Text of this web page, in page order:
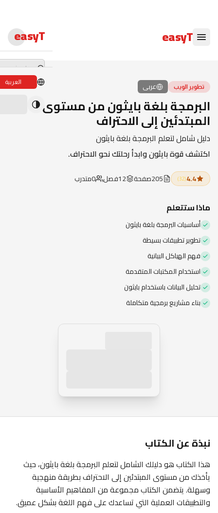
easyT
easyT
العربية
تطوير الويب عربى
البرمجة بلغة بايثون من مستوى
المبتدئين إلى الاحتراف
دليل شامل لتعلم البرمجة بلغة بايثون
اكتشف قوة بايثون وابدأ رحلتك نحو الاحتراف.
4.4
(32)
205صفحة 12فصل 0متدرب
ماذا ستتعلم
أساسيات البرمجة بلغة بايثون
تطوير تطبيقات بسيطة
فهم الهياكل البيانية
استخدام المكتبات المتقدمة
تحليل البيانات باستخدام بايثون
بناء مشاريع برمجية متكاملة
نبذة عن الكتاب
هذا الكتاب هو دليلك الشامل لتعلم البرمجة بلغة بايثون، حيث
يأخذك من مستوى المبتدئين إلى الاحتراف بطريقة منهجية
وسهلة. يتضمن الكتاب مجموعة من المفاهيم الأساسية
والتطبيقات العملية التي تساعدك على فهم اللغة بشكل عميق.